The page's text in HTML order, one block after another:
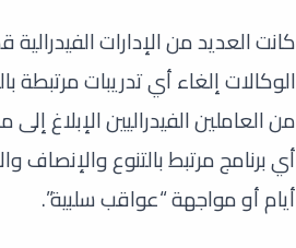
كانت العديد من الإدارات
الوكالات إلغاء أي تدريبات
من العاملين الفيدراليين الإبلاغ
أيام أو مواجهة “عواقب سلبية”.